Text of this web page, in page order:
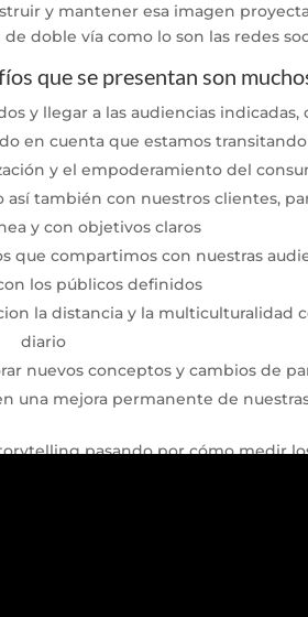
y mantener esa imagen
doble vía como lo son las redes
que se presentan son
y llegar a las audiencias
en cuenta que estamos
y el empoderamiento del
también con nuestros clientes,
y con objetivos claros
que compartimos con nuestras
los públicos definidos
la distancia y la multiculturalidad
diario
nuevos conceptos y cambios de
una mejora permanente de
pasando por cómo medir